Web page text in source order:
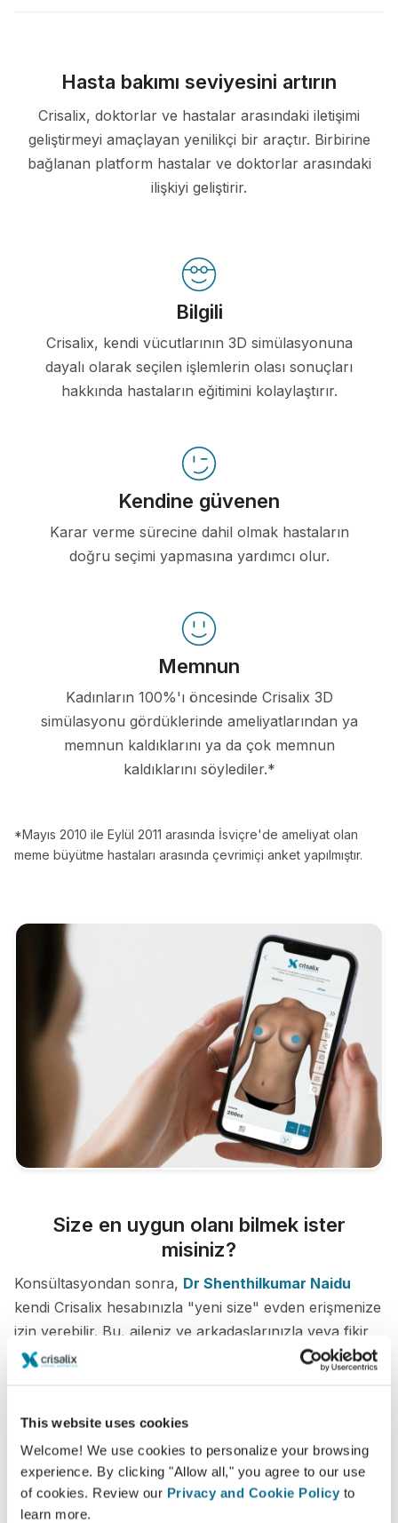
This website uses cookies
Welcome! We use cookies to personalize your browsing
experience. By clicking "Allow all," you agree to our use
of cookies. Review our Privacy and Cookie Policy to
learn more.
Hasta bakımı seviyesini artırın
Crisalix, doktorlar ve hastalar arasındaki iletişimi
geliştirmeyi amaçlayan yenilikçi bir araçtır. Birbirine
bağlanan platform hastalar ve doktorlar arasındaki
ilişkiyi geliştirir.
Bilgili
Crisalix, kendi vücutlarının 3D simülasyonuna
dayalı olarak seçilen işlemlerin olası sonuçları
hakkında hastaların eğitimini kolaylaştırır.
Kendine güvenen
Karar verme sürecine dahil olmak hastaların
doğru seçimi yapmasına yardımcı olur.
Memnun
Kadınların 100%'ı öncesinde Crisalix 3D
simülasyonu gördüklerinde ameliyatlarından ya
memnun kaldıklarını ya da çok memnun
kaldıklarını söylediler.*
*Mayıs 2010 ile Eylül 2011 arasında İsviçre'de ameliyat olan
meme büyütme hastaları arasında çevrimiçi anket yapılmıştır.
Size en uygun olanı bilmek ister
misiniz?
Konsültasyondan sonra, Dr Shenthilkumar Naidu
kendi Crisalix hesabınızla "yeni size" evden erişmenize
izin verebilir. Bu, aileniz ve arkadaşlarınızla veya fikir
almak istediğiniz herhangi biriyle paylaşmanıza olanak
Yeni sizi şimdi görün!